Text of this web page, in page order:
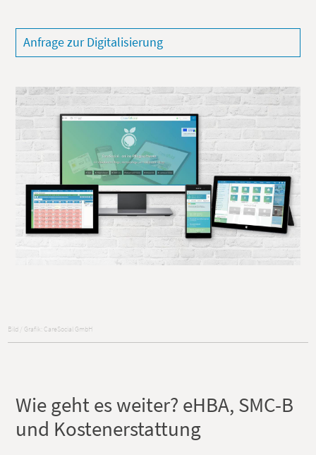
Anfrage zur Digitalisierung
Bild / Grafik: CareSocial GmbH
Wie geht es weiter? eHBA, SMC-B
und Kostenerstattung